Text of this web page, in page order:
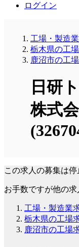
ログイン
工場・製造
栃木県の工
鹿沼市の工
日研
株式
この求人の募集は停
お手数ですが他の求
工場・製造業
栃木県の工場
鹿沼市の工場